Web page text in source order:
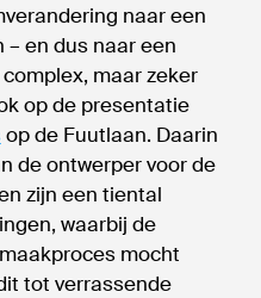
naar een
en dus naar een
maar zeker
op de presentatie
op de Fuutlaan. Daarin
de ontwerper voor de
zijn een tiental
waarbij de
mocht
tot verrassende